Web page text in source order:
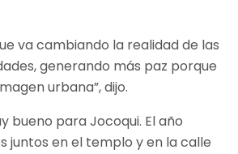
va cambiando la realidad de las
generando más paz porque
urbana”, dijo.
bueno para Jocoqui. El año
juntos en el templo y en la calle